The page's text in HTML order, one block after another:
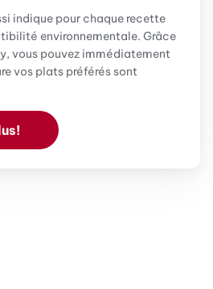
indique pour chaque recette
environnementale. Grâce
vous pouvez immédiatement
vos plats préférés sont